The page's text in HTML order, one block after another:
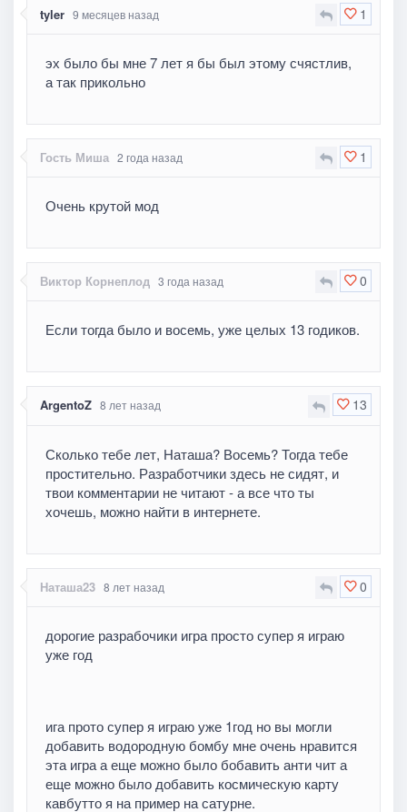
1
tyler 9 месяцев назад
эх было бы мне 7 лет я бы был этому счястлив,
а так прикольно
1
Гость Миша 2 года назад
Очень крутой мод
0
Виктор Корнеплод 3 года назад
Если тогда было и восемь, уже целых 13 годиков.
13
ArgentoZ 8 лет назад
Сколько тебе лет, Наташа? Восемь? Тогда тебе
простительно. Разработчики здесь не сидят, и
твои комментарии не читают - а все что ты
хочешь, можно найти в интернете.
0
Наташа23 8 лет назад
дорогие разрабочики игра просто супер я играю
уже год
ига прото супер я играю уже 1год но вы могли
добавить водородную бомбу мне очень нравится
эта игра а еще можно было бобавить анти чит а
еще можно было добавить космическую карту
кавбутто я на пример на сатурне.